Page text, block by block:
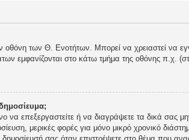
οθόνη των Θ. Ενοτήτων. Μπορεί να χρειαστεί να
εμφανίζονται στο κάτω τμήμα της οθόνης π.χ.
να επεξεργαστείτε ή να διαγράψετε τα δικά σας
μερικές φορές για μόνο μικρό χρονικό